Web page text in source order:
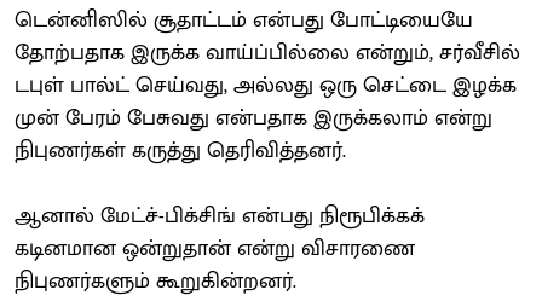
டென்னிஸில் சூதாட்டம் என்பது போட்டியையே
தோற்பதாக இருக்க வாய்ப்பில்லை என்றும், சர்வீசில்
டபுள் பால்ட் செய்வது, அல்லது ஒரு செட்டை இழக்க
முன் பேரம் பேசுவது என்பதாக இருக்கலாம் என்று
நிபுணர்கள் கருத்து தெரிவித்தனர்.
ஆனால் மேட்ச்-பிக்சிங் என்பது நிரூபிக்கக்
கடினமான ஒன்றுதான் என்று விசாரணை
நிபுணர்களும் கூறுகின்றனர்.